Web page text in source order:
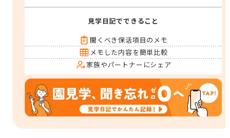
見学日記でできること
聞くべき保活項目のメモ
メモした内容を簡単比較
家族やパートナーにシェア